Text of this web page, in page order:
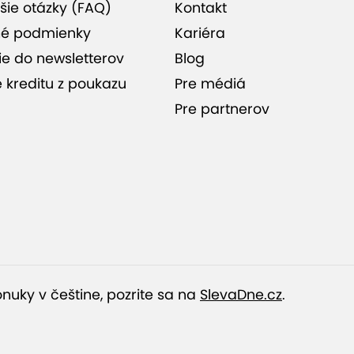
Jazdy v Bratislave, Nitre,
Trnave, Žiline, Trenčíne,
Zvolene, Prešove, Košiciach...
otázky (FAQ)
podmienky
do newsletterov
kreditu z poukazu
Kontakt
Kariéra
Blog
Pre médiá
Pre partnerov
v češtine, pozrite sa na SlevaDne.cz.